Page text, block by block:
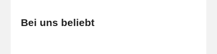
Bei uns beliebt